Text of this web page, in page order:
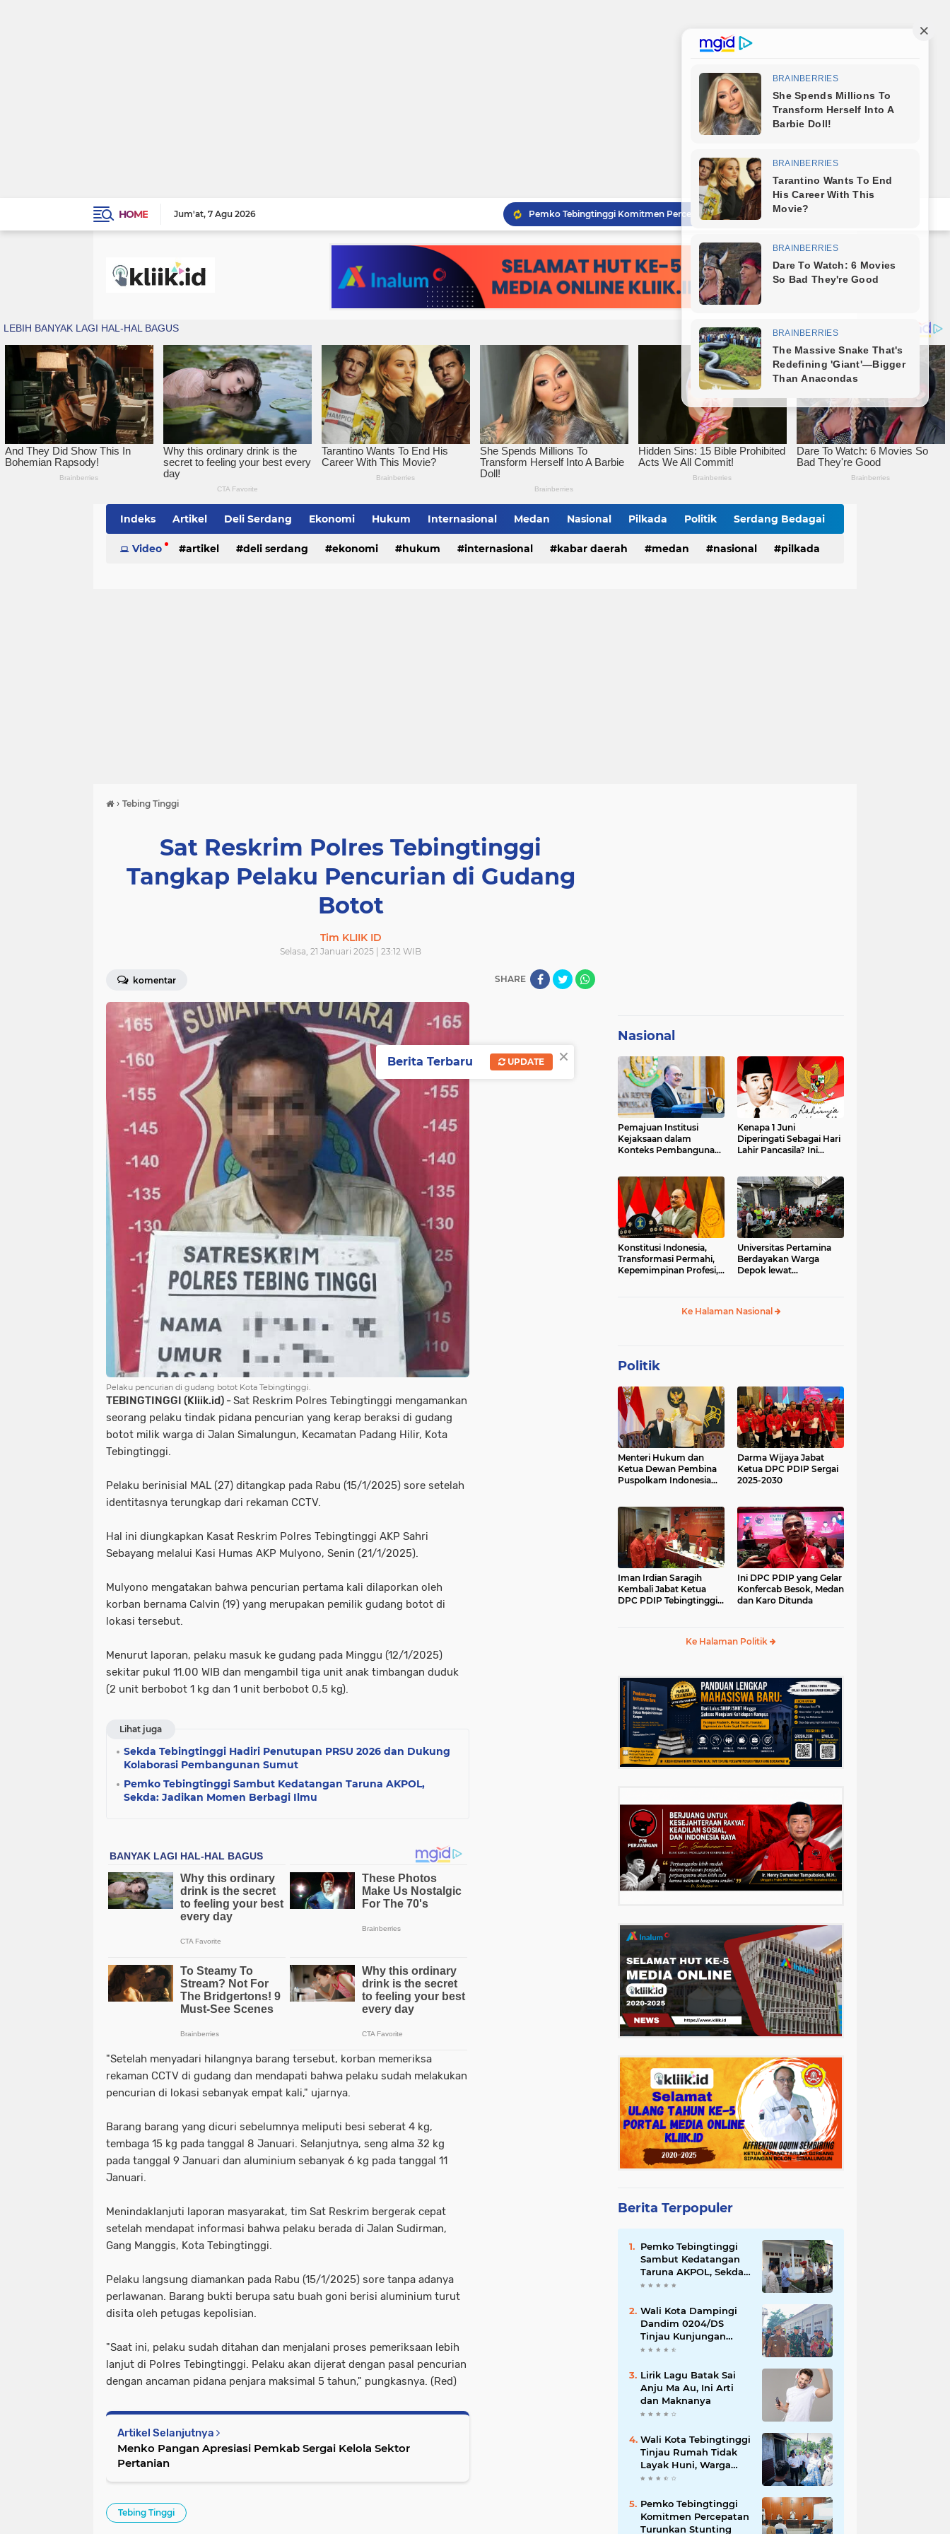
HOME Jum'at 7 Agu 2026
Wali Kota Tebingtinggi Tinjau Rumah Tidak Layak Huni, Warga Sampaikan Apresiasi
Wali Kota Dampingi Dandim 0204/DS Tinjau Kunjungan Taruna AKPOL di Sekolah Rakyat Tebingtinggi
Wali Kota Tebingtinggi Sampaikan Ranperda Pertanggungjawaban APBD 2025
Lahirkan Generasi Bebas Stunting, Wali Kota Tebingtinggi Dorong Optimalisasi SP3 Catin
Wali Kota Tebingtinggi Hadiri Kampanye dan Germas, Ungkap Angka Stunting Turun
Pemko Tebingtinggi Komitmen Percepatan Turunkan Stunting
Indeks Artikel Deli Serdang Ekonomi Hukum Internasional Medan Nasional Pilkada Politik Serdang Bedagai
Simalungun Sumatera Utara Tebing Tinggi
Video artikel deli serdang ekonomi hukum internasional kabar daerah medan nasional pilkada
› Tebing Tinggi
Sat Reskrim Polres Tebingtinggi
Tangkap Pelaku Pencurian di Gudang
Botot
Tim KLIIK ID
Selasa, 21 Januari 2025 | 23:12 WIB
komentar SHARE
Pelaku pencurian di gudang botot Kota Tebingtinggi.
TEBINGTINGGI (Kliik.id) -Sat Reskrim Polres Tebingtinggi mengamankan
seorang pelaku tindak pidana pencurian yang kerap beraksi di gudang
botot milik warga di Jalan Simalungun, Kecamatan Padang Hilir, Kota
Tebingtinggi.
Pelaku berinisial MAL (27) ditangkap pada Rabu (15/1/2025) sore setelah
identitasnya terungkap dari rekaman CCTV.
Hal ini diungkapkan Kasat Reskrim Polres Tebingtinggi AKP Sahri
Sebayang melalui Kasi Humas AKP Mulyono, Senin (21/1/2025).
Mulyono mengatakan bahwa pencurian pertama kali dilaporkan oleh
korban bernama Calvin (19) yang merupakan pemilik gudang botot di
lokasi tersebut.
Menurut laporan, pelaku masuk ke gudang pada Minggu (12/1/2025)
sekitar pukul 11.00 WIB dan mengambil tiga unit anak timbangan duduk
(2 unit berbobot 1 kg dan 1 unit berbobot 0,5 kg).
Lihat juga
Sekda Tebingtinggi Hadiri Penutupan PRSU 2026 dan Dukung
Kolaborasi Pembangunan Sumut
Pemko Tebingtinggi Sambut Kedatangan Taruna AKPOL,
Sekda: Jadikan Momen Berbagi Ilmu
"Setelah menyadari hilangnya barang tersebut, korban memeriksa
rekaman CCTV di gudang dan mendapati bahwa pelaku sudah melakukan
pencurian di lokasi sebanyak empat kali," ujarnya.
Barang barang yang dicuri sebelumnya meliputi besi seberat 4 kg,
tembaga 15 kg pada tanggal 8 Januari. Selanjutnya, seng alma 32 kg
pada tanggal 9 Januari dan aluminium sebanyak 6 kg pada tanggal 11
Januari.
Menindaklanjuti laporan masyarakat, tim Sat Reskrim bergerak cepat
setelah mendapat informasi bahwa pelaku berada di Jalan Sudirman,
Gang Manggis, Kota Tebingtinggi.
Pelaku langsung diamankan pada Rabu (15/1/2025) sore tanpa adanya
perlawanan. Barang bukti berupa satu buah goni berisi aluminium turut
disita oleh petugas kepolisian.
"Saat ini, pelaku sudah ditahan dan menjalani proses pemeriksaan lebih
lanjut di Polres Tebingtinggi. Pelaku akan dijerat dengan pasal pencurian
dengan ancaman pidana penjara maksimal 5 tahun," pungkasnya. (Red)
Artikel Selanjutnya
Menko Pangan Apresiasi Pemkab Sergai Kelola Sektor
Pertanian
Tebing Tinggi
Nasional
Pemajuan Institusi
Kejaksaan dalam
Konteks Pembangunan
Kenapa 1 Juni
Diperingati Sebagai Hari
Lahir Pancasila? Ini
Konstitusi Indonesia,
Transformasi Permahi,
Kepemimpinan Profesi,
Universitas Pertamina
Berdayakan Warga
Depok lewat
Ke Halaman Nasional
Politik
Menteri Hukum dan
Ketua Dewan Pembina
Puspolkam Indonesia
Beserta Agenda
Reformatif dan
Transformatif dalam
Pembangunan Negara
Hukum dan
Kelembagaan
Kementerian Hukum
Darma Wijaya Jabat
Ketua DPC PDIP Sergai
2025-2030
Iman Irdian Saragih
Kembali Jabat Ketua
DPC PDIP Tebingtinggi
Ini DPC PDIP yang Gelar
Konfercab Besok, Medan
dan Karo Ditunda
Ke Halaman Politik
Berita Terpopuler
Pemko Tebingtinggi
Sambut Kedatangan
Taruna AKPOL, Sekda:
Jadikan Momen
Wali Kota Dampingi
Dandim 0204/DS
Tinjau Kunjungan
Taruna AKPOL di
Tebingtinggi
Lirik Lagu Batak Sai
Anju Ma Au, Ini Arti
dan Maknanya
Wali Kota Tebingtinggi
Tinjau Rumah Tidak
Layak Huni, Warga
Sampaikan Apresiasi
Pemko Tebingtinggi
Komitmen Percepatan
Turunkan Stunting
×
Berita Terbaru UPDATE